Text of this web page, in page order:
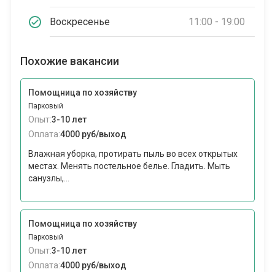
Воскресенье 11:00 - 19:00
Похожие вакансии
Помощница по хозяйству
Парковый
Опыт:3-10 лет
Оплата:4000 руб/выход
Влажная уборка, протирать пыль во всех открытых
местах. Менять постельное белье. Гладить. Мыть
санузлы,...
Помощница по хозяйству
Парковый
Опыт:3-10 лет
Оплата:4000 руб/выход